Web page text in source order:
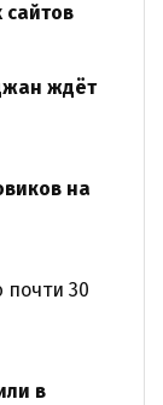
ждёт
на
30
в